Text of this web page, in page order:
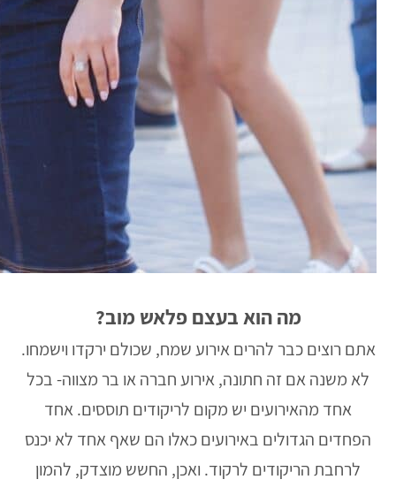
מה הוא בעצם פלאש מוב?
אתם רוצים כבר להרים אירוע שמח, שכולם ירקדו וישמחו.
לא משנה אם זה חתונה, אירוע חברה או בר מצווה- בכל
אחד מהאירועים יש מקום לריקודים תוססים. אחד
הפחדים הגדולים באירועים כאלו הם שאף אחד לא יכנס
לרחבת הריקודים לרקוד. ואכן, החשש מוצדק, להמון